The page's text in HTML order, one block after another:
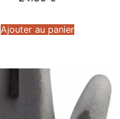
Ajouter au panier